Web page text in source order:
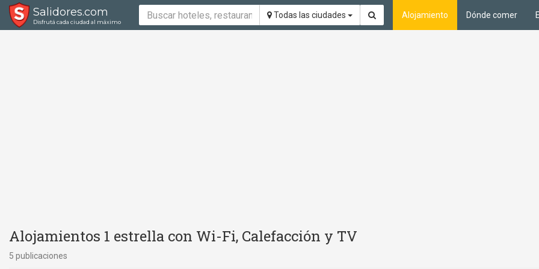
Salidores.com
Disfrutá cada ciudad al máximo
Todas las ciudades Alojamiento Dónde comer
Alojamientos 1 estrella con Wi-Fi, Calefacción y TV
5 publicaciones